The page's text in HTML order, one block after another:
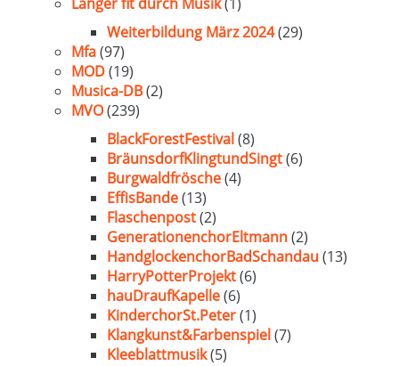
Weiterbildung März 2024(29)
Mfa(97)
MOD(19)
Musica-DB(2)
MVO(239)
BlackForestFestival(8)
BräunsdorfKlingtundSingt(6)
Burgwaldfrösche(4)
EffisBande(13)
Flaschenpost(2)
GenerationenchorEltmann(2)
HandglockenchorBadSchandau(13)
HarryPotterProjekt(6)
hauDraufKapelle(6)
KinderchorSt.Peter(1)
Klangkunst&Farbenspiel(7)
Kleeblattmusik(5)